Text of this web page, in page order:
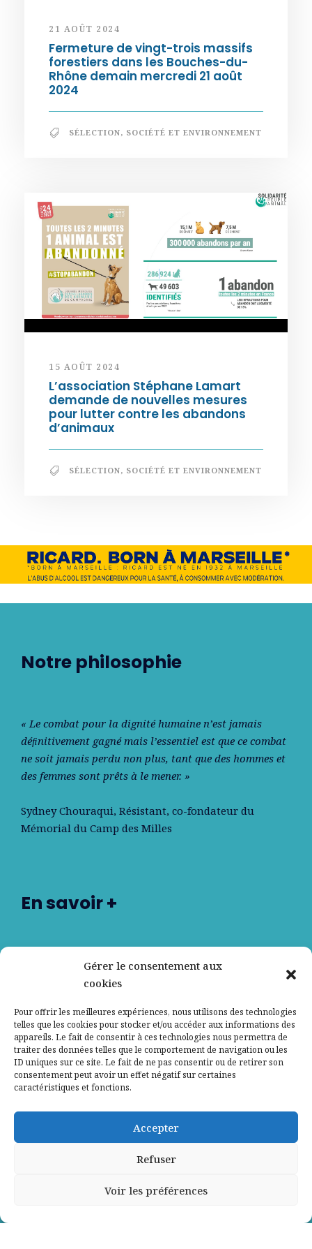
Gérer le consentement aux
cookies
Pour offrir les meilleures expériences, nous utilisons des technologies
telles que les cookies pour stocker et/ou accéder aux informations des
appareils. Le fait de consentir à ces technologies nous permettra de
traiter des données telles que le comportement de navigation ou les
ID uniques sur ce site. Le fait de ne pas consentir ou de retirer son
consentement peut avoir un effet négatif sur certaines
caractéristiques et fonctions.
Accepter
Refuser
Voir les préférences
21 AOÛT 2024
Fermeture de vingt-trois massifs
forestiers dans les Bouches-du-
Rhône demain mercredi 21 août
2024
SÉLECTION, SOCIÉTÉ ET ENVIRONNEMENT
15 AOÛT 2024
L’association Stéphane Lamart
demande de nouvelles mesures
pour lutter contre les abandons
d’animaux
SÉLECTION, SOCIÉTÉ ET ENVIRONNEMENT
Notre philosophie
« Le combat pour la dignité humaine n’est jamais
déﬁnitivement gagné mais l’essentiel est que ce combat
ne soit jamais perdu non plus, tant que des hommes et
des femmes sont prêts à le mener. »
Sydney Chouraqui, Résistant, co-fondateur du
Mémorial du Camp des Milles
En savoir +
Nos partenaires
Contactez-nous
Mentions légales